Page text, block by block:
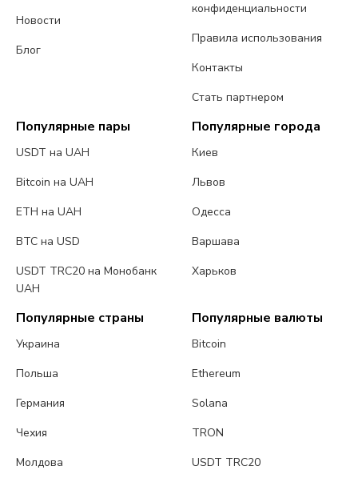
Новости
Блог
конфиденциальности
Правила использования
Контакты
Стать партнером
Популярные пары
USDT на UAH
Bitcoin на UAH
ETH на UAH
BTC на USD
USDT TRC20 на Монобанк
UAH
Популярные города
Киев
Львов
Одесса
Варшава
Харьков
Популярные страны
Украина
Польша
Германия
Чехия
Молдова
Популярные валюты
Bitcoin
Ethereum
Solana
TRON
USDT TRC20